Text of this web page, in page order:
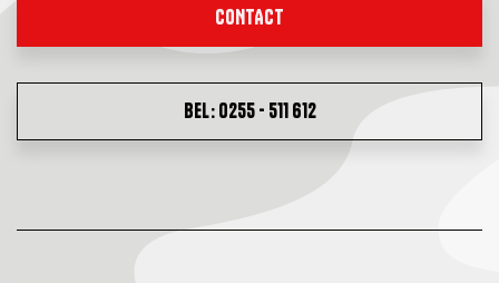
CONTACT
BEL: 0255 - 511 612